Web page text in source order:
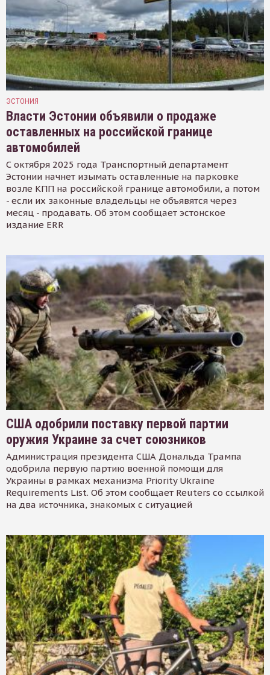
ЭСТОНИЯ
Власти Эстонии объявили о продаже
оставленных на российской границе
автомобилей
С октября 2025 года Транспортный департамент
Эстонии начнет изымать оставленные на парковке
возле КПП на российской границе автомобили, а потом
- если их законные владельцы не объявятся через
месяц - продавать. Об этом сообщает эстонское
издание ERR
США одобрили поставку первой партии
оружия Украине за счет союзников
Администрация президента США Дональда Трампа
одобрила первую партию военной помощи для
Украины в рамках механизма Priority Ukraine
Requirements List. Об этом сообщает Reuters со ссылкой
на два источника, знакомых с ситуацией